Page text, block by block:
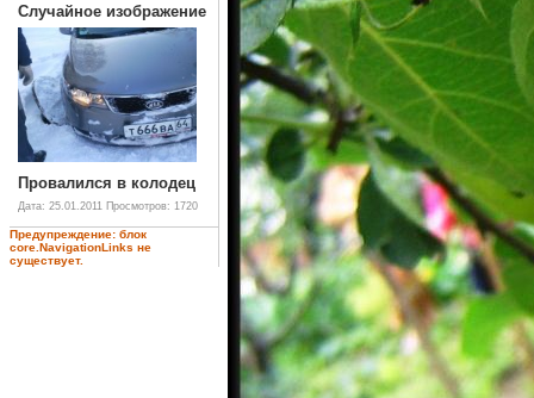
Случайное изображение
Провалился в колодец
Дата: 25.01.2011 Просмотров: 1720
Предупреждение: блок
core.NavigationLinks не
существует.